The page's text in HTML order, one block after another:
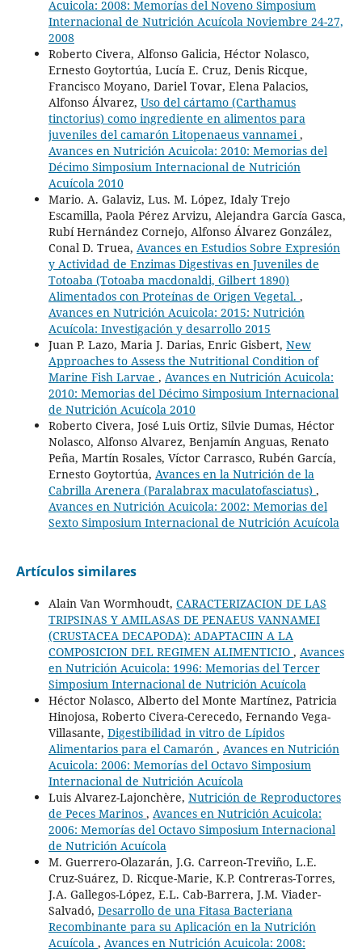
Acuicola: 2008: Memorías del Noveno Simposium
Internacional de Nutrición Acuícola Noviembre 24-27,
2008
Roberto Civera, Alfonso Galicia, Héctor Nolasco,
Ernesto Goytortúa, Lucía E. Cruz, Denis Ricque,
Francisco Moyano, Dariel Tovar, Elena Palacios,
Alfonso Álvarez, Uso del cártamo (Carthamus
tinctorius) como ingrediente en alimentos para
juveniles del camarón Litopenaeus vannamei,
Avances en Nutrición Acuicola: 2010: Memorias del
Décimo Simposium Internacional de Nutrición
Acuícola 2010
Mario. A. Galaviz, Lus. M. López, Idaly Trejo
Escamilla, Paola Pérez Arvizu, Alejandra García Gasca,
Rubí Hernández Cornejo, Alfonso Álvarez González,
Conal D. Truea, Avances en Estudios Sobre Expresión
y Actividad de Enzimas Digestivas en Juveniles de
Totoaba (Totoaba macdonaldi, Gilbert 1890)
Alimentados con Proteínas de Origen Vegetal. ,
Avances en Nutrición Acuicola: 2015: Nutrición
Acuícola: Investigación y desarrollo 2015
Juan P. Lazo, Maria J. Darias, Enric Gisbert, New
Approaches to Assess the Nutritional Condition of
Marine Fish Larvae , Avances en Nutrición Acuicola:
2010: Memorias del Décimo Simposium Internacional
de Nutrición Acuícola 2010
Roberto Civera, José Luis Ortiz, Silvie Dumas, Héctor
Nolasco, Alfonso Alvarez, Benjamín Anguas, Renato
Peña, Martín Rosales, Víctor Carrasco, Rubén García,
Ernesto Goytortúa, Avances en la Nutrición de la
Cabrilla Arenera (Paralabrax maculatofasciatus) ,
Avances en Nutrición Acuicola: 2002: Memorias del
Sexto Simposium Internacional de Nutrición Acuícola
Artículos similares
Alain Van Wormhoudt, CARACTERIZACION DE LAS
TRIPSINAS Y AMILASAS DE PENAEUS VANNAMEI
(CRUSTACEA DECAPODA): ADAPTACIIN A LA
COMPOSICION DEL REGIMEN ALIMENTICIO , Avances
en Nutrición Acuicola: 1996: Memorias del Tercer
Simposium Internacional de Nutrición Acuícola
Héctor Nolasco, Alberto del Monte Martínez, Patricia
Hinojosa, Roberto Civera-Cerecedo, Fernando Vega-
Villasante, Digestibilidad in vitro de Lípidos
Alimentarios para el Camarón , Avances en Nutrición
Acuicola: 2006: Memorías del Octavo Simposium
Internacional de Nutrición Acuícola
Luis Alvarez-Lajonchère, Nutrición de Reproductores
de Peces Marinos , Avances en Nutrición Acuicola:
2006: Memorías del Octavo Simposium Internacional
de Nutrición Acuícola
M. Guerrero-Olazarán, J.G. Carreon-Treviño, L.E.
Cruz-Suárez, D. Ricque-Marie, K.P. Contreras-Torres,
J.A. Gallegos-López, E.L. Cab-Barrera, J.M. Viader-
Salvadó, Desarrollo de una Fitasa Bacteriana
Recombinante para su Aplicación en la Nutrición
Acuícola , Avances en Nutrición Acuicola: 2008: